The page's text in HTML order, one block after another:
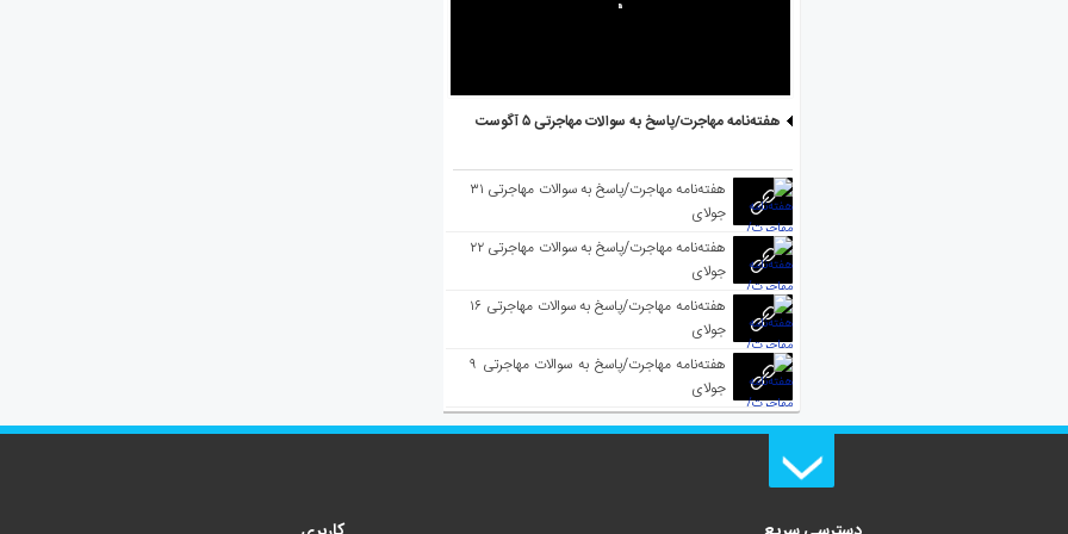
هفته‌نامه مهاجرت/پاسخ به سوالات مهاجرتی ۵ آگوست
هفته‌نامه مهاجرت/پاسخ به سوالات مهاجرتی ۳۱
جولای
هفته‌نامه مهاجرت/پاسخ به سوالات مهاجرتی ۲۲
جولای
هفته‌نامه مهاجرت/پاسخ به سوالات مهاجرتی ۱۶
جولای
هفته‌نامه مهاجرت/پاسخ به سوالات مهاجرتی ۹
جولای